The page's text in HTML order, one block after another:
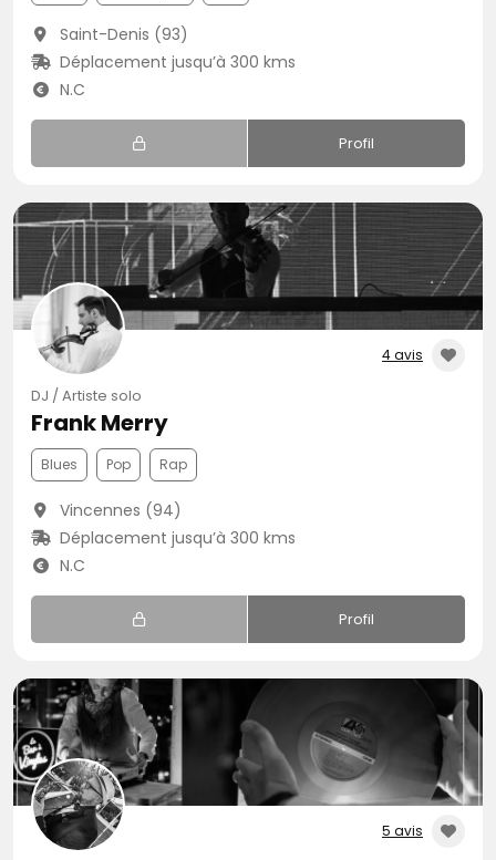
Saint-Denis (93)
Déplacement jusqu’à 300 kms
N.C
Profil
4 avis
DJ / Artiste solo
Frank Merry
Blues Pop Rap
Vincennes (94)
Déplacement jusqu’à 300 kms
N.C
Profil
5 avis